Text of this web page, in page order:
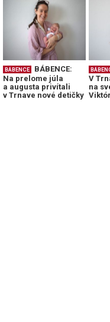
BÁBENCE
BÁBENCE:
Na prelome júla
a augusta privítali
v Trnave nové detičky
V
na